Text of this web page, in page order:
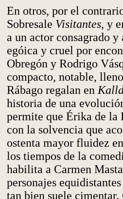
En otros, por el
Sobresale Visitantes, y
a un actor consagrado
egóica y cruel por
Obregón y Rodrigo
compacto, notable,
Rábago regalan en
historia de una
permite que Érika de la
con la solvencia que
ostenta mayor fluidez
los tiempos de la
habilita a Carmen
personajes
tan bien suele